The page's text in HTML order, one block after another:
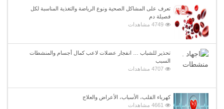
تعرف على المشاكل الصحية ونوع الرياضة والتغذية المناسبة لكل
فصيلة دم
4749 مشاهدات
تحذير للشباب … انفجار عضلات لاعب كمال أجسام والمنشطات
السبب
4707 مشاهدات
كهرباء القلب، الأسباب، الأعراض والعلاج
4661 مشاهدات